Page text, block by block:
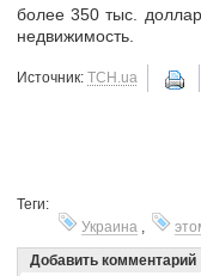
более 350 тыс.
недвижимость.
Источник: ТСН.ua
Теги:
Украина ,
Добавить комментарий